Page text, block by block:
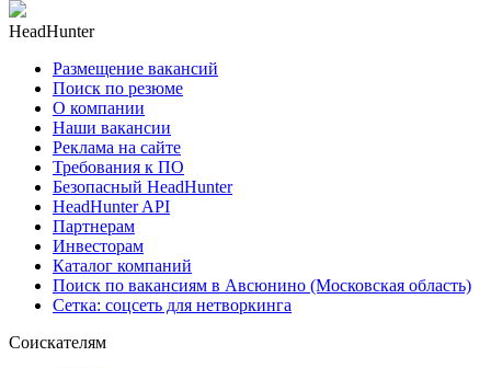
HeadHunter
Размещение вакансий
Поиск по резюме
О компании
Наши вакансии
Реклама на сайте
Требования к ПО
Безопасный HeadHunter
HeadHunter API
Партнерам
Инвесторам
Каталог компаний
Поиск по вакансиям в Авсюнино (Московская область)
Сетка: соцсеть для нетворкинга
Соискателям